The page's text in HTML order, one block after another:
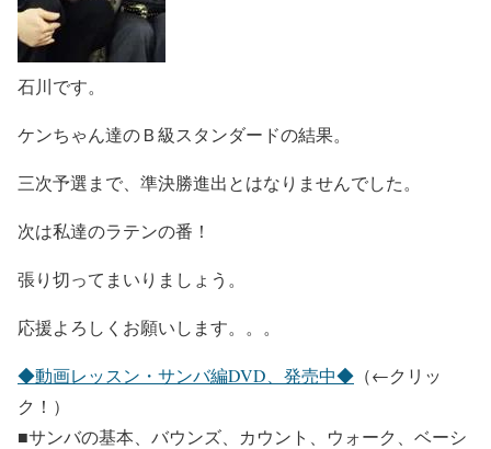
石川です。
ケンちゃん達のＢ級スタンダードの結果。
三次予選まで、準決勝進出とはなりませんでした。
次は私達のラテンの番！
張り切ってまいりましょう。
応援よろしくお願いします。。。
◆動画レッスン・サンバ編DVD、発売中◆ （←クリッ
ク！）
■サンバの基本、バウンズ、カウント、ウォーク、ベーシ